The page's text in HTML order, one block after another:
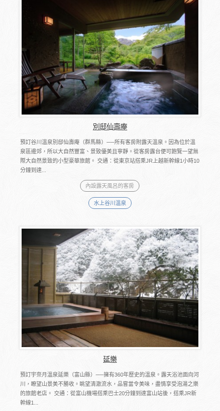
別邸仙壽庵
預訂谷川溫泉別邸仙壽庵（群馬縣）──所有客房附露天溫泉。因為位於溫
泉區邊郊，所以大自然豐富、景致優美且寧靜。從客房露台便可飽覽一望無
際大自然景致的小型豪華旅館。 交通：從東京站搭乘JR上越新幹線1小時10
分鐘到達...
內設露天風呂的客房
水上谷川溫泉
延樂
預訂宇奈月溫泉延樂（富山縣）──擁有360年歷史的溫泉。露天浴池面向河
川，瞭望山景美不勝收。眺望清澈流水，品嘗當令美味，盡情享受泡湯之樂
的旅館老店。 交通：從富山機場搭乘巴士20分鐘到達富山站後，搭乘JR新
幹線1...